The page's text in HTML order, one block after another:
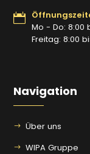
Mo - Do: 8:00
Freitag: 8:00
Navigation
Über uns
WIPA Gruppe